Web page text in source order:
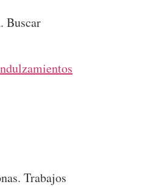
Buscar
Trabajos